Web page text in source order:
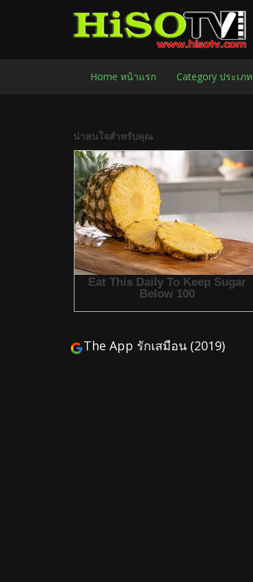
Home หน้าแรก Category ประเภท
The App รักเสมือน (2019)